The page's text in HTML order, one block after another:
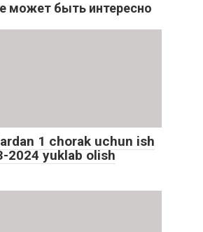
может быть интересно
1 chorak uchun ish
2024 yuklab olish